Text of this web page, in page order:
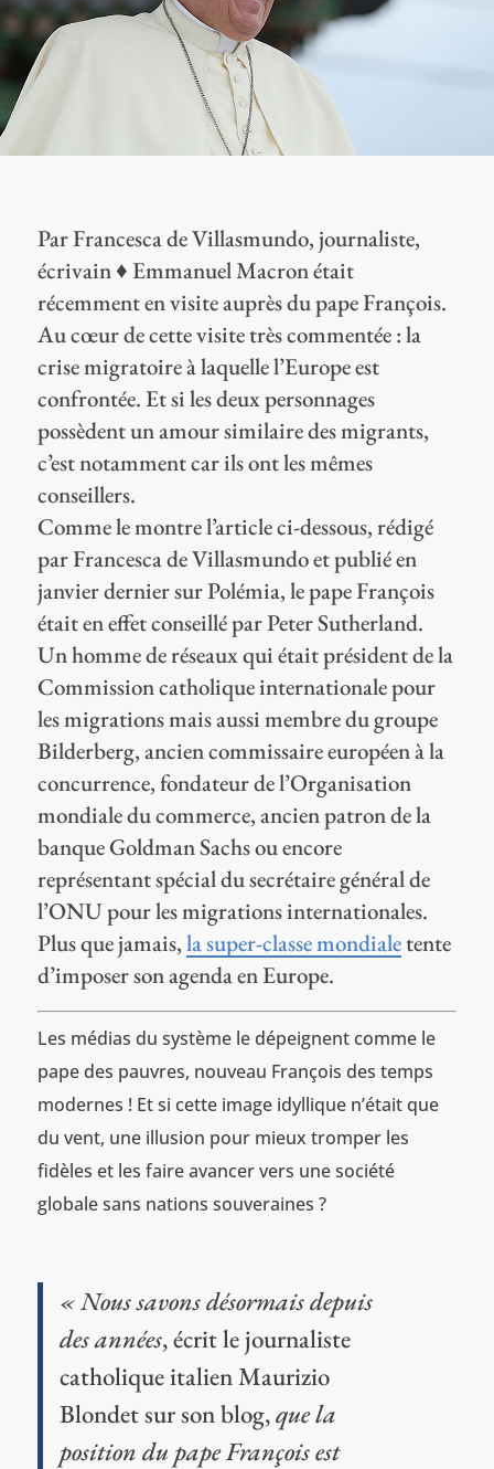
Par Francesca de Villasmundo, journaliste,
écrivain ♦ Emmanuel Macron était
récemment en visite auprès du pape François.
Au cœur de cette visite très commentée : la
crise migratoire à laquelle l’Europe est
confrontée. Et si les deux personnages
possèdent un amour similaire des migrants,
c’est notamment car ils ont les mêmes
conseillers.
Comme le montre l’article ci-dessous, rédigé
par Francesca de Villasmundo et publié en
janvier dernier sur Polémia, le pape François
était en effet conseillé par Peter Sutherland.
Un homme de réseaux qui était président de la
Commission catholique internationale pour
les migrations mais aussi membre du groupe
Bilderberg, ancien commissaire européen à la
concurrence, fondateur de l’Organisation
mondiale du commerce, ancien patron de la
banque Goldman Sachs ou encore
représentant spécial du secrétaire général de
l’ONU pour les migrations internationales.
Plus que jamais,la super-classe mondialetente
d’imposer son agenda en Europe.
Les médias du système le dépeignent comme le
pape des pauvres, nouveau François des temps
modernes ! Et si cette image idyllique n’était que
du vent, une illusion pour mieux tromper les
fidèles et les faire avancer vers une société
globale sans nations souveraines ?
« Nous savons désormais depuis
des années, écrit le journaliste
catholique italien Maurizio
Blondet sur son blog,que la
position du pape François est